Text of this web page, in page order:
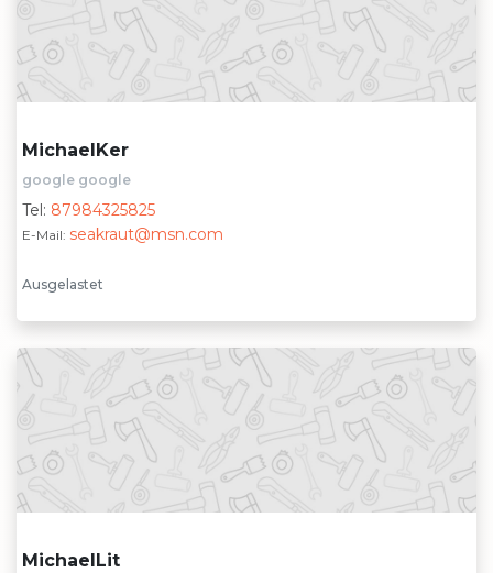
MichaelKer
google google
Tel: 87984325825
E-Mail: seakraut@msn.com
Ausgelastet
MichaelLit